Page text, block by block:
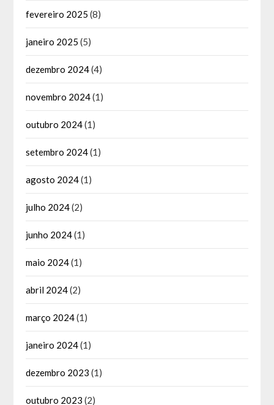
fevereiro 2025 (8)
janeiro 2025 (5)
dezembro 2024(4)
novembro 2024(1)
outubro 2024(1)
setembro 2024(1)
agosto 2024(1)
julho 2024(2)
junho 2024(1)
maio 2024(1)
abril 2024(2)
março 2024(1)
janeiro 2024(1)
dezembro 2023 (1)
outubro 2023 (2)